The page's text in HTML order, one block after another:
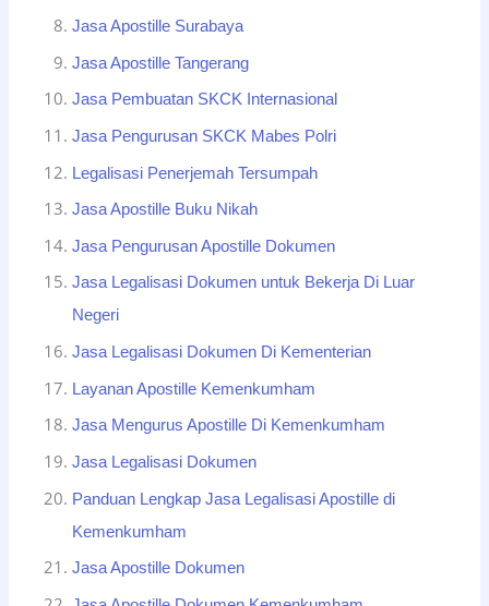
Jasa Apostille Surabaya
Jasa Apostille Tangerang
Jasa Pembuatan SKCK Internasional
Jasa Pengurusan SKCK Mabes Polri
Legalisasi Penerjemah Tersumpah
Jasa Apostille Buku Nikah
Jasa Pengurusan Apostille Dokumen
Jasa Legalisasi Dokumen untuk Bekerja Di Luar
Negeri
Jasa Legalisasi Dokumen Di Kementerian
Layanan Apostille Kemenkumham
Jasa Mengurus Apostille Di Kemenkumham
Jasa Legalisasi Dokumen
Panduan Lengkap Jasa Legalisasi Apostille di
Kemenkumham
Jasa Apostille Dokumen